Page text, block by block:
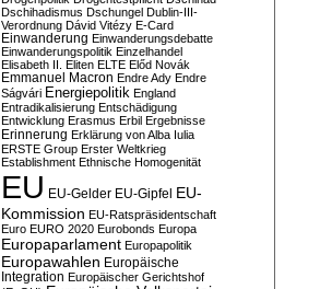
Dschihadismus Dschungel Dublin-III-
Verordnung Dávid Vitézy E-Card
Einwanderung Einwanderungsdebatte
Einwanderungspolitik Einzelhandel
Elisabeth II. Eliten ELTE Előd Novák
Emmanuel Macron Endre Ady Endre
Ságvári Energiepolitik England
Entradikalisierung Entschädigung
Entwicklung Erasmus Erbil Ergebnisse
Erinnerung Erklärung von Alba Iulia
ERSTE Group Erster Weltkrieg
Establishment Ethnische Homogenität
EU EU-Gelder EU-Gipfel EU-
Kommission EU-Ratspräsidentschaft
Euro EURO 2020 Eurobonds Europa
Europaparlament Europapolitik
Europawahlen Europäische
Integration Europäischer Gerichtshof